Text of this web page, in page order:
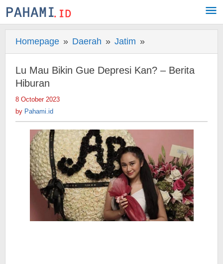
Skip
to
Homepage » Daerah » Jatim »
Mau
Bikin
-
Hiburan
Lu Mau Bikin Gue Depresi Kan? – Berita
Hiburan
8 October 2023
by Pahami.id